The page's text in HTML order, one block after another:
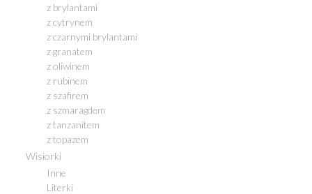
z brylantami
z cytrynem
z czarnymi brylantami
z granatem
z oliwinem
z rubinem
z szafirem
z szmaragdem
z tanzanitem
z topazem
Wisiorki
Inne
Literki